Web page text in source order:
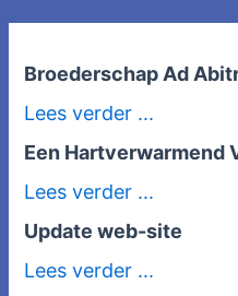
Broederschap Ad
Lees verder ...
Een Hartverwarmend
Lees verder ...
Update web-site
Lees verder ...